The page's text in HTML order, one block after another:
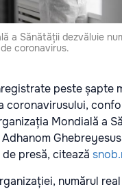
a Sănătății dezvăluie
coronavirus.
peste șapte
coronavirusului,
Mondială a
presă, citează
numărul